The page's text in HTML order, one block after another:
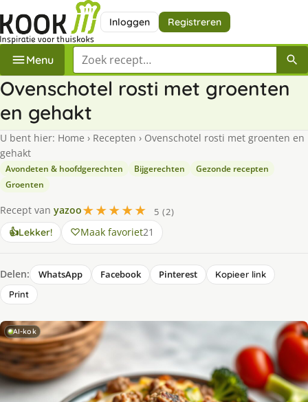
Inloggen Registreren
Menu Zoek een recept
Ovenschotel rosti met groenten
en gehakt
U bent hier: Home › Recepten › Ovenschotel rosti met groenten en
gehakt
Avondeten & hoofdgerechten Bijgerechten
Gezonde recepten
Groenten
Recept van yazoo★★★★★
5 (2)
👍Lekker! Maak favoriet21
Delen: WhatsApp Facebook Pinterest
Kopieer link
Print
AI-kok